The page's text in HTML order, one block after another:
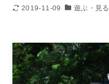
2019-11-09 遊ぶ・見る